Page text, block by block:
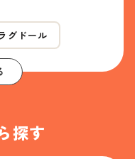
グドール
探す